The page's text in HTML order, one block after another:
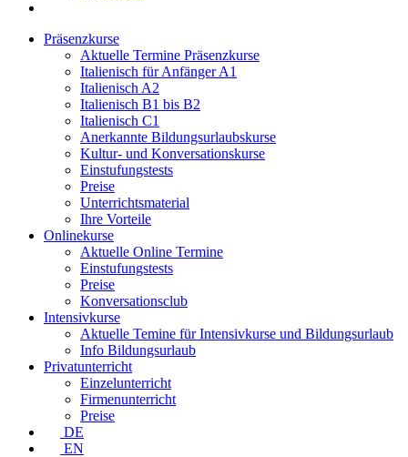
Präsenzkurse
Aktuelle Termine Präsenzkurse
Italienisch für Anfänger A1
Italienisch A2
Italienisch B1 bis B2
Italienisch C1
Anerkannte Bildungsurlaubskurse
Kultur- und Konversationskurse
Einstufungstests
Preise
Unterrichtsmaterial
Ihre Vorteile
Onlinekurse
Aktuelle Online Termine
Einstufungstests
Preise
Konversationsclub
Intensivkurse
Aktuelle Temine für Intensivkurse und Bildungsurlaub
Info Bildungsurlaub
Privatunterricht
Einzelunterricht
Firmenunterricht
Preise
DE
EN